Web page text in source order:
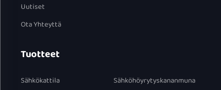
Uutiset
Ota Yhteyttä
Tuotteet
Sähkökattila
Sähköhöyrytyskananmuna